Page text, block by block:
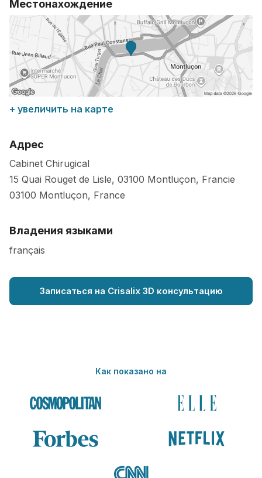
Местонахождение
+ увеличить на карте
Адрес
Cabinet Chirugical
15 Quai Rouget de Lisle, 03100 Montluçon, Francie
03100 Montluçon, France
Владения языками
français
Записаться на Crisalix 3D консультацию
Как показано на